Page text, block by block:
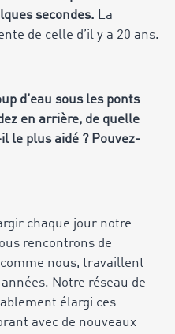
secondes. La
de celle d’il y a 20 ans.
d’eau sous les ponts
en arrière, de quelle
le plus aidé ? Pouvez-
chaque jour notre
rencontrons de
nous, travaillent
Notre réseau de
élargi ces
avec de nouveaux